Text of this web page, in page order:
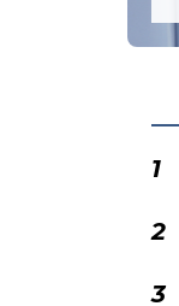
1
2
3